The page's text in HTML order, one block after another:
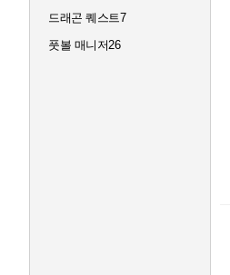
드래곤 퀘스트7
풋볼 매니저26